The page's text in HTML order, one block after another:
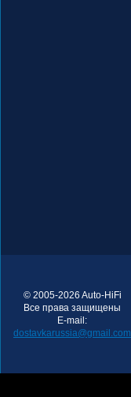
© 2005-2026 Auto-HiFi
Все права защищены
E-mail:
dostavkarussia@gmail.com